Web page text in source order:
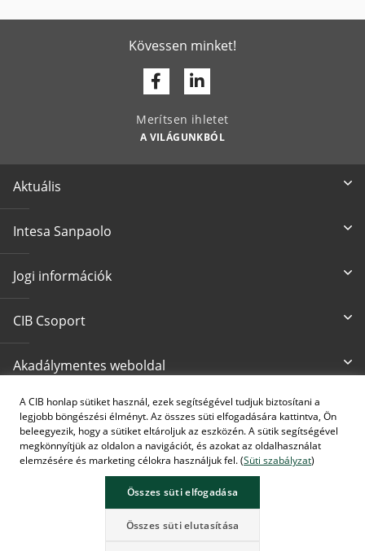
A CIB honlap sütiket használ, ezek segítségével tudjuk biztosítani a
legjobb böngészési élményt. Az összes süti elfogadására kattintva, Ön
beleegyezik, hogy a sütiket eltároljuk az eszközén. A sütik segítségével
megkönnyítjük az oldalon a navigációt, és azokat az oldalhasználat
elemzésére és marketing célokra használjuk fel. (Süti szabályzat)
Összes süti elfogadása
Összes süti elutasítása
Kövessen minket!
FacebookLinkedin
Merítsen ihletet
A VILÁGUNKBÓL
Aktuális
Intesa Sanpaolo
Jogi információk
CIB Csoport
Akadálymentes weboldal
Írjon nekünk
cib@cib.hu
CIB24 ügyfélszolgálat
(+36 1) 4 242 242